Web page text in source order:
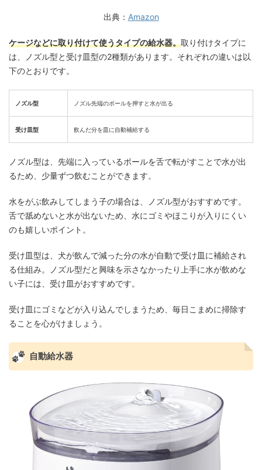
出典： Amazon
ケージなどに取り付けて使うタイプの給水器。取り付けタイプに
は、ノズル型と受け皿型の2種類があります。それぞれの違いは以
下のとおりです。
ノズル型 ノズル先端のボールを押すと水が出る
受け皿型 飲んだ分を皿に自動補給する
ノズル型は、先端に入っているボールを舌で転がすことで水が出
るため、少量ずつ飲むことができます。
水をがぶ飲みしてしまう子の場合は、ノズル型がおすすめです。
舌で舐めないと水が出ないため、水にゴミやほこりが入りにくい
のも嬉しいポイント。
受け皿型は、犬が飲んで減った分の水が自動で受け皿に補給され
る仕組み。ノズル型だと興味を示さなかったり上手に水が飲めな
い子には、受け皿がおすすめです。
受け皿にゴミなどが入り込んでしまうため、毎日こまめに掃除す
ることを心がけましょう。
自動給水器